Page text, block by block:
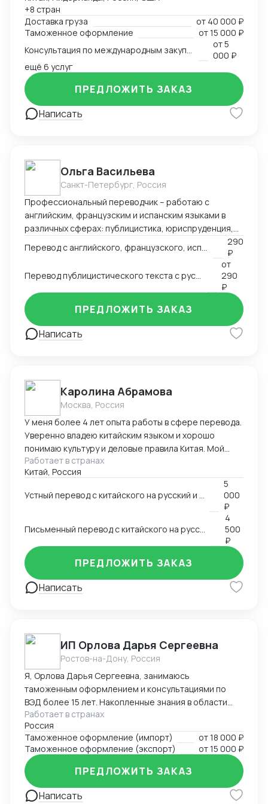
всех этапов оформления. Расчёт и планирование
затрат на транспорт, налоги, сертификацию. Опыт
разработки товара с нуля в Китае — от идеи и
адаптации под рынок до запуска продаж. Знание
рынка, умение быстро находить надёжных партнёров
и выстраивать устойчивые схемы поставок для
любой продукции — от промышленного
оборудования до товаров для маркетплейсов.
+8 стран
Доставка груза
от 40 000 ₽
Таможенное оформление
от15 000 ₽
от5
000 ₽
ещё 6 услуг
Написать
ПРЕДЛОЖИТЬ ЗАКАЗ
Ольга Васильева
Санкт-Петербург, Россия
Профессиональный переводчик – работаю с
английским, французским и испанским языками в
различных сферах: публицистика, юриспруденция,
290
₽
Перевод публицистического текста с русского языка на английский
от
290
₽
Написать
ПРЕДЛОЖИТЬ ЗАКАЗ
Каролина Абрамова
Москва, Россия
У меня более 4 лет опыта работы в сфере перевода.
Уверенно владею китайским языком и хорошо
понимаю культуру и деловые правила Китая. Мой
опыт работы включает работу в разных областях,
ВЭД, маркетинг, даже химическая промышленность.
гарантировать высокое качество перевода.
Работает в странах
Китай, Россия
Устный перевод с китайского на русский и с русского на китайский
5
000
₽
Письменный перевод с китайского на русский и с русского на китайский
4
500
₽
Написать
ПРЕДЛОЖИТЬ ЗАКАЗ
ИП Орлова Дарья Сергеевна
Ростов-на-Дону, Россия
Я, Орлова Дарья Сергеевна, занимаюсь
таможенным оформлением и консультациями по
ВЭД более 15 лет. Накопленные знания в области
оформления импортируемых и экспортируемых
грузов участников ВЭД позволяют проводить
таможенное оформление в кратчайшие сроки,
избежать досадных ошибок, штрафов, санкций и
сэкономить ваши ресурсы! Успешный опыт
долгосрочных партнерских отношений с
компаниями – позволил завоевать положительную
Работает в странах
Россия
Таможенное оформление (импорт)
от18 000 ₽
Таможенное оформление (экспорт)
от15 000 ₽
Написать
ПРЕДЛОЖИТЬ ЗАКАЗ